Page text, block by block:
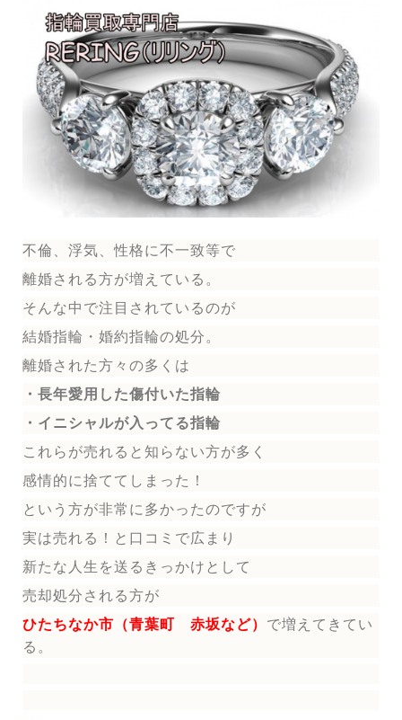
不倫、浮気、性格に不一致等で
離婚される方が増えている。
そんな中で注目されているのが
結婚指輪 ・婚約指輪の処分。
離婚された方々の多くは
・長年愛用した傷付いた指輪
・イニシャルが入ってる指輪
これらが売れると知らない方が多く
感情的に捨ててしまった！
という方が非常に多かったのですが
実は売れる！と口コミで広まり
新たな人生を送る きっかけとして
売却処分される方が
ひたちなか市（青葉町 赤坂など） で増えてきてい
る。